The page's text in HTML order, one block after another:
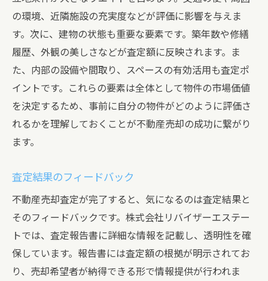
の環境、近隣施設の充実度などが評価に影響を与えま
す。次に、建物の状態も重要な要素です。築年数や修繕
履歴、外観の美しさなどが査定額に反映されます。ま
た、内部の設備や間取り、スペースの有効活用も査定ポ
イントです。これらの要素は全体として物件の市場価値
を決定するため、事前に自分の物件がどのように評価さ
れるかを理解しておくことが不動産売却の成功に繋がり
ます。
査定結果のフィードバック
不動産売却査定が完了すると、気になるのは査定結果と
そのフィードバックです。株式会社リバイザーエステー
トでは、査定報告書に詳細な情報を記載し、透明性を確
保しています。報告書には査定額の根拠が明示されてお
り、売却希望者が納得できる形で情報提供が行われま